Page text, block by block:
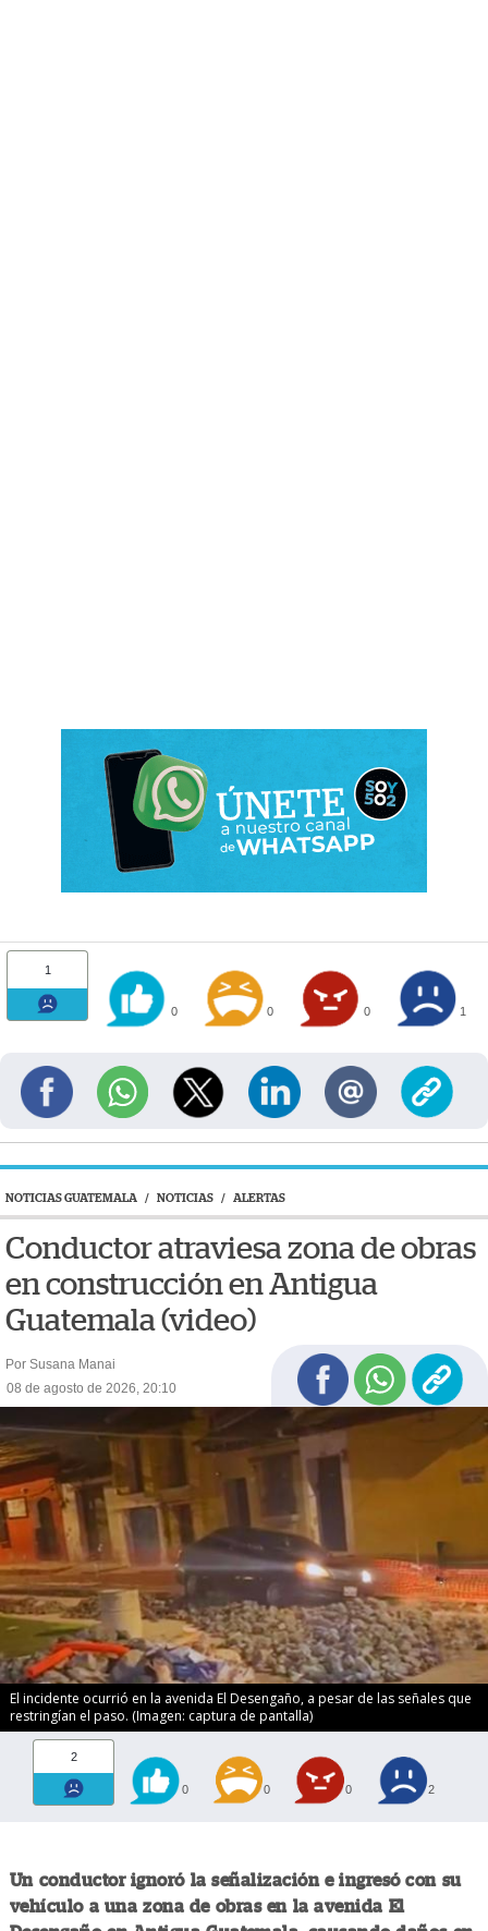
1
0 0 0 1
NOTICIAS GUATEMALA / NOTICIAS / ALERTAS
Conductor atraviesa zona de obras
en construcción en Antigua
Guatemala (video)
Por Susana Manai
08 de agosto de 2026, 20:10
El incidente ocurrió en la avenida El Desengaño, a pesar de las señales que
restringían el paso. (Imagen: captura de pantalla)
2
0 0 0 2
Un conductor ignoró la señalización e ingresó con su
vehículo a una zona de obras en la avenida El